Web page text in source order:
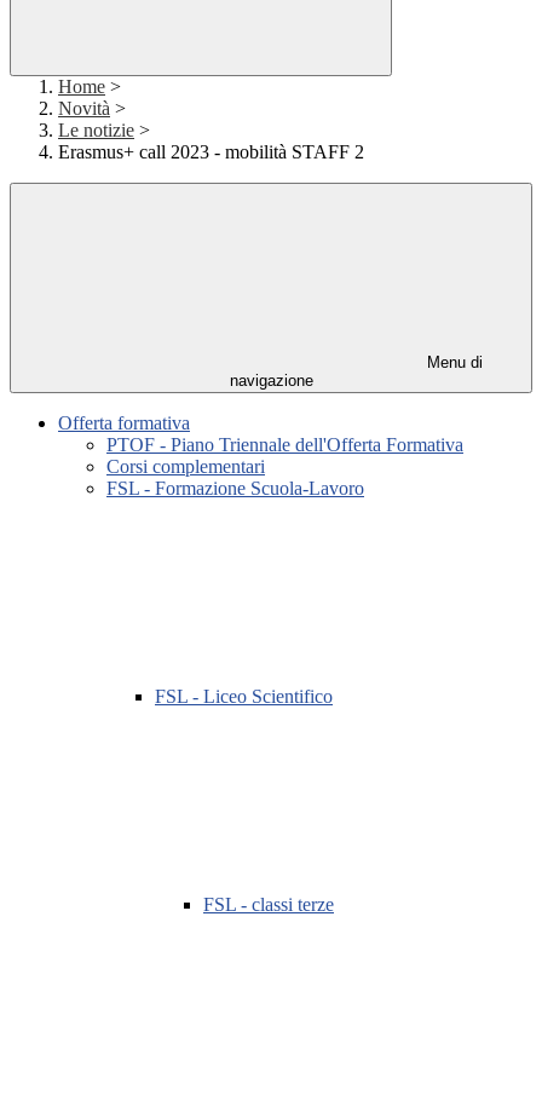
Home >
Novità >
Le notizie >
Erasmus+ call 2023 - mobilità STAFF 2
Menu di
navigazione
Offerta formativa
PTOF - Piano Triennale dell'Offerta Formativa
Corsi complementari
FSL - Formazione Scuola-Lavoro
FSL - Liceo Scientifico
FSL - classi terze